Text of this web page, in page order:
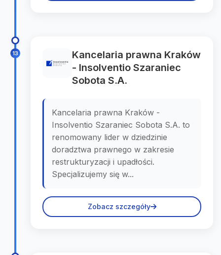
13
Kancelaria prawna Kraków
- Insolventio Szaraniec
Sobota S.A.
Kancelaria prawna Kraków -
Insolventio Szaraniec Sobota S.A. to
renomowany lider w dziedzinie
doradztwa prawnego w zakresie
restrukturyzacji i upadłości.
Specjalizujemy się w...
Zobacz szczegóły